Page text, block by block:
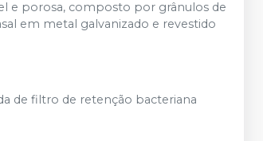
e porosa, composto por grânulos de
em metal galvanizado e revestido
de filtro de retenção bacteriana